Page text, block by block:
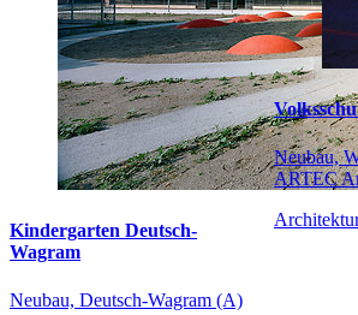
Kindergarten Deutsch-
Wagram
Neubau, Deutsch-Wagram (A)
Neubau,
ARTEC